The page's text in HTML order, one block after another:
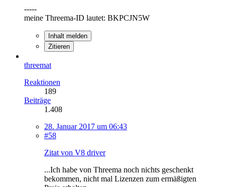
-----
meine Threema-ID lautet: BKPCJN5W
Inhalt melden
Zitieren
threemat
Reaktionen
189
Beiträge
1.408
28. Januar 2017 um 06:43
#58
Zitat von V8 driver
...Ich habe von Threema noch nichts geschenkt
bekommen, nicht mal Lizenzen zum ermäßigten